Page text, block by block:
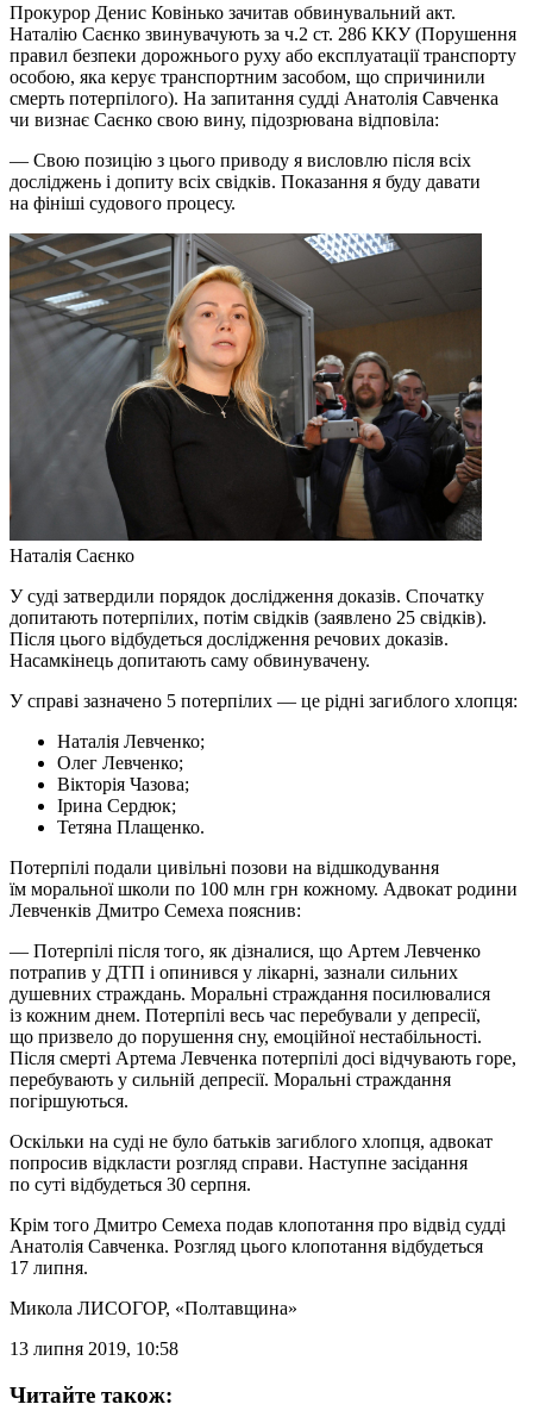
Прокурор Денис Ковінько зачитав обвинувальний акт.
Наталію Саєнко звинувачують за ч.2 ст. 286 ККУ (Порушення
правил безпеки дорожнього руху або експлуатації транспорту
особою, яка керує транспортним засобом, що спричинили
смерть потерпілого). На запитання судді Анатолія Савченка
чи визнає Саєнко свою вину, підозрювана відповіла:
— Свою позицію з цього приводу я висловлю після всіх
досліджень і допиту всіх свідків. Показання я буду давати
на фініші судового процесу.
Наталія Саєнко
У суді затвердили порядок дослідження доказів. Спочатку
допитають потерпілих, потім свідків (заявлено 25 свідків).
Після цього відбудеться дослідження речових доказів.
Насамкінець допитають саму обвинувачену.
У справі зазначено 5 потерпілих — це рідні загиблого хлопця:
Наталія Левченко;
Олег Левченко;
Вікторія Чазова;
Ірина Сердюк;
Тетяна Плащенко.
Потерпілі подали цивільні позови на відшкодування
їм моральної школи по 100 млн грн кожному. Адвокат родини
Левченків Дмитро Семеха пояснив:
— Потерпілі після того, як дізналися, що Артем Левченко
потрапив у ДТП і опинився у лікарні, зазнали сильних
душевних страждань. Моральні страждання посилювалися
із кожним днем. Потерпілі весь час перебували у депресії,
що призвело до порушення сну, емоційної нестабільності.
Після смерті Артема Левченка потерпілі досі відчувають горе,
перебувають у сильній депресії. Моральні страждання
погіршуються.
Оскільки на суді не було батьків загиблого хлопця, адвокат
попросив відкласти розгляд справи. Наступне засідання
по суті відбудеться 30 серпня.
Крім того Дмитро Семеха подав клопотання про відвід судді
Анатолія Савченка. Розгляд цього клопотання відбудеться
17 липня.
Микола ЛИСОГОР, «Полтавщина»
13 липня 2019, 10:58
Читайте також: